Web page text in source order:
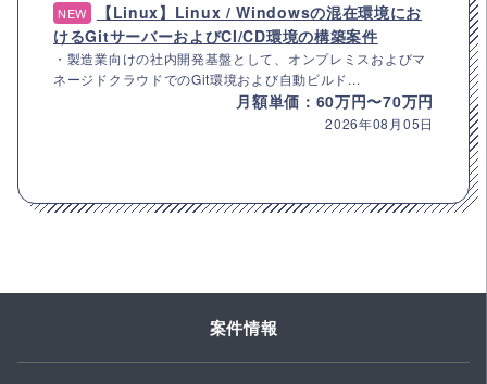
NEW
【Linux】Linux / Windowsの混在環境にお
けるGitサーバーおよびCI/CD環境の構築案件
・製造業向けの社内開発基盤として、オンプレミスおよびマ
ネージドクラウドでのGit環境および自動ビルド...
月額単価：60万円〜70万円
2026年08月05日
案件情報